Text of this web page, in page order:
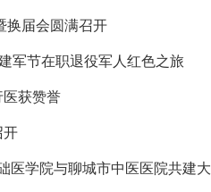
换届会圆满召开
军节在职退役军人红色之旅
获赞誉
开
学院与聊城市中医医院共建大